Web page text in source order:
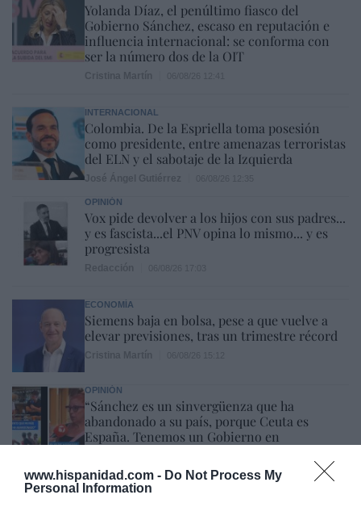
www.hispanidad.com - Do Not Process My
Personal Information
Yolanda Díaz, el penúltimo fiasco del
Gobierno Sánchez, escaso en reputación e
influencia internacional: se conforma con
ser la número dos de la OIT
INTERNACIONAL
Colombia. De la Espriella toma posesión
como presidente, entre amenazas terroristas
del ELN y el sabotaje de la Izquierda
OPINIÓN
Vox pide devolver a los hijos con sus padres...
y es fascista...el PNV opina lo mismo... y es
progresista
ECONOMÍA
Siemens baja en bolsa, pese a que vuelve a
elevar previsiones, tras un trimestre récord
OPINIÓN
“Sánchez es un sinvergüenza que ha
abandonado a su país, porque Ceuta es
España. Tenemos un Gobierno en
Hispanidad 06/08/26 11:30